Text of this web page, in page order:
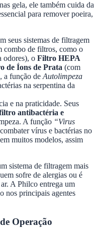
gela, ele também cuida da
para remover poeira,
seus sistemas de filtragem
combo de filtros, como o
odores), o Filtro HEPA
de Íons de Prata (com
a função de Autolimpeza
na serpentina da
e na praticidade. Seus
antibactéria e
A função “Virus
vírus e bactérias no
muitos modelos, assim
sistema de filtragem mais
sofre de alergias ou é
A Philco entrega um
nos principais agentes
Operação